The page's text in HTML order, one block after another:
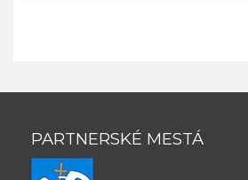
PARTNERSKÉ MESTÁ